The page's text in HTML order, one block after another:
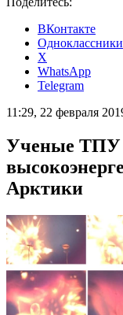
ВКонтакте
Одноклассники
X
WhatsApp
Telegram
11:29, 22 февраля
Ученые ТПУ
Арктики